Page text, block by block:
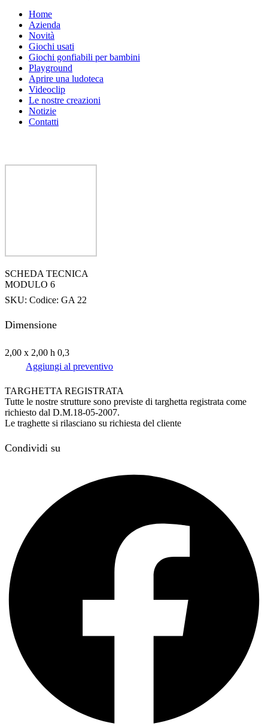
Home
Azienda
Novità
Giochi usati
Giochi gonfiabili per bambini
Playground
Aprire una ludoteca
Videoclip
Le nostre creazioni
Notizie
Contatti
SCHEDA TECNICA
MODULO 6
SKU: Codice: GA 22
Dimensione
2,00 x 2,00 h 0,3
Aggiungi al preventivo
TARGHETTA REGISTRATA
Tutte le nostre strutture sono previste di targhetta registrata come
richiesto dal D.M.18-05-2007.
Le traghette si rilasciano su richiesta del cliente
Condividi su